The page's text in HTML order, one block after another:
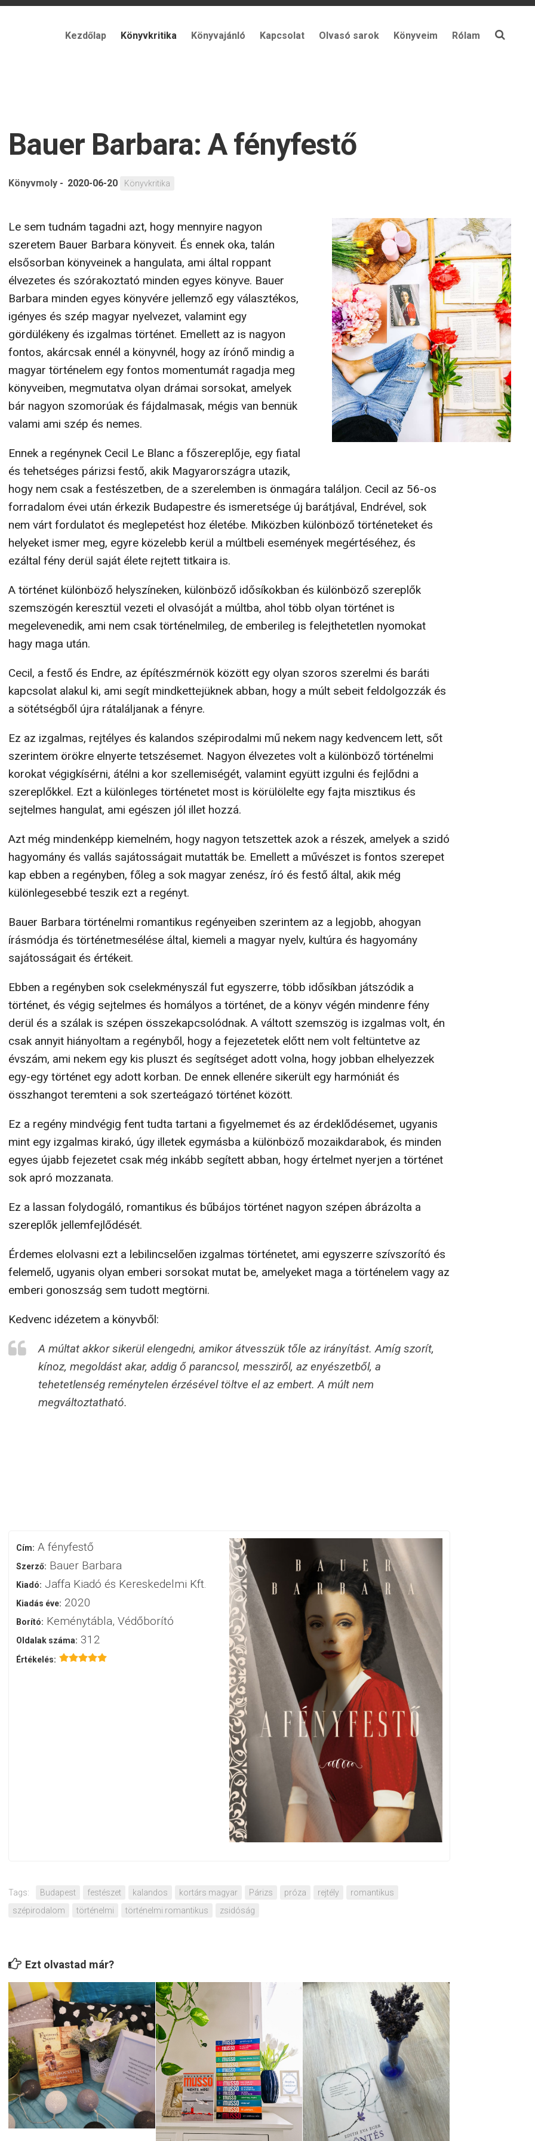
Kezdőlap Könyvkritika Könyvajánló Kapcsolat Olvasó sarok Könyveim Rólam
Bauer Barbara: A fényfestő
Könyvmoly - 2020-06-20 Könyvkritika
Le sem tudnám tagadni azt, hogy mennyire nagyon
szeretem Bauer Barbara könyveit. És ennek oka, talán
elsősorban könyveinek a hangulata, ami által roppant
élvezetes és szórakoztató minden egyes könyve. Bauer
Barbara minden egyes könyvére jellemző egy választékos,
igényes és szép magyar nyelvezet, valamint egy
gördülékeny és izgalmas történet. Emellett az is nagyon
fontos, akárcsak ennél a könyvnél, hogy az írónő mindig a
magyar történelem egy fontos momentumát ragadja meg
könyveiben, megmutatva olyan drámai sorsokat, amelyek
bár nagyon szomorúak és fájdalmasak, mégis van bennük
valami ami szép és nemes.
Ennek a regénynek Cecil Le Blanc a főszereplője, egy fiatal
és tehetséges párizsi festő, akik Magyarországra utazik,
hogy nem csak a festészetben, de a szerelemben is önmagára találjon. Cecil az 56-os
forradalom évei után érkezik Budapestre és ismeretsége új barátjával, Endrével, sok
nem várt fordulatot és meglepetést hoz életébe. Miközben különböző történeteket és
helyeket ismer meg, egyre közelebb kerül a múltbeli események megértéséhez, és
ezáltal fény derül saját élete rejtett titkaira is.
A történet különböző helyszíneken, különböző idősíkokban és különböző szereplők
szemszögén keresztül vezeti el olvasóját a múltba, ahol több olyan történet is
megelevenedik, ami nem csak történelmileg, de emberileg is felejthetetlen nyomokat
hagy maga után.
Cecil, a festő és Endre, az építészmérnök között egy olyan szoros szerelmi és baráti
kapcsolat alakul ki, ami segít mindkettejüknek abban, hogy a múlt sebeit feldolgozzák és
a sötétségből újra rátaláljanak a fényre.
Ez az izgalmas, rejtélyes és kalandos szépirodalmi mű nekem nagy kedvencem lett, sőt
szerintem örökre elnyerte tetszésemet. Nagyon élvezetes volt a különböző történelmi
korokat végigkísérni, átélni a kor szellemiségét, valamint együtt izgulni és fejlődni a
szereplőkkel. Ezt a különleges történetet most is körülölelte egy fajta misztikus és
sejtelmes hangulat, ami egészen jól illet hozzá.
Azt még mindenképp kiemelném, hogy nagyon tetszettek azok a részek, amelyek a szidó
hagyomány és vallás sajátosságait mutatták be. Emellett a művészet is fontos szerepet
kap ebben a regényben, főleg a sok magyar zenész, író és festő által, akik még
különlegesebbé teszik ezt a regényt.
Bauer Barbara történelmi romantikus regényeiben szerintem az a legjobb, ahogyan
írásmódja és történetmesélése által, kiemeli a magyar nyelv, kultúra és hagyomány
sajátosságait és értékeit.
Ebben a regényben sok cselekményszál fut egyszerre, több idősíkban játszódik a
történet, és végig sejtelmes és homályos a történet, de a könyv végén mindenre fény
derül és a szálak is szépen összekapcsolódnak. A váltott szemszög is izgalmas volt, én
csak annyit hiányoltam a regényből, hogy a fejezetetek előtt nem volt feltüntetve az
évszám, ami nekem egy kis pluszt és segítséget adott volna, hogy jobban elhelyezzek
egy-egy történet egy adott korban. De ennek ellenére sikerült egy harmóniát és
összhangot teremteni a sok szerteágazó történet között.
Ez a regény mindvégig fent tudta tartani a figyelmemet és az érdeklődésemet, ugyanis
mint egy izgalmas kirakó, úgy illetek egymásba a különböző mozaikdarabok, és minden
egyes újabb fejezetet csak még inkább segített abban, hogy értelmet nyerjen a történet
sok apró mozzanata.
Ez a lassan folydogáló, romantikus és bűbájos történet nagyon szépen ábrázolta a
szereplők jellemfejlődését.
Érdemes elolvasni ezt a lebilincselően izgalmas történetet, ami egyszerre szívszorító és
felemelő, ugyanis olyan emberi sorsokat mutat be, amelyeket maga a történelem vagy az
emberi gonoszság sem tudott megtörni.
Kedvenc idézetem a könyvből:
A múltat akkor sikerül elengedni, amikor átvesszük tőle az irányítást. Amíg szorít,
kínoz, megoldást akar, addig ő parancsol, messziről, az enyészetből, a
tehetetlenség reménytelen érzésével töltve el az embert. A múlt nem
megváltoztatható.
Cím: A fényfestő
Szerző: Bauer Barbara
Kiadó: Jaffa Kiadó és Kereskedelmi Kft.
Kiadás éve: 2020
Borító: Keménytábla, Védőborító
Oldalak száma: 312
Értékelés:
Tags: Budapest festészet kalandos kortárs magyar Párizs próza rejtély
romantikus
szépirodalom
történelmi történelmi romantikus zsidóság
Ezt olvastad már?